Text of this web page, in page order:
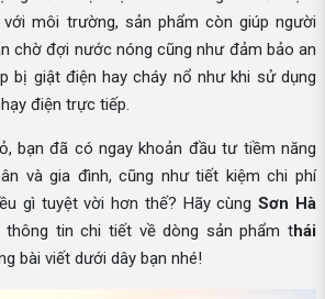
môi trường, sản phẩm còn giúp người
chờ đợi nước nóng cũng như đảm bảo an
bị giật điện hay cháy nổ như khi sử dụng
điện trực tiếp.
bạn đã có ngay khoản đầu tư tiềm năng
và gia đình, cũng như tiết kiệm chi phí
gì tuyệt vời hơn thế? Hãy cùngSơn Hà
tin chi tiết về dòng sản phẩm thái
bài viết dưới dây bạn nhé!